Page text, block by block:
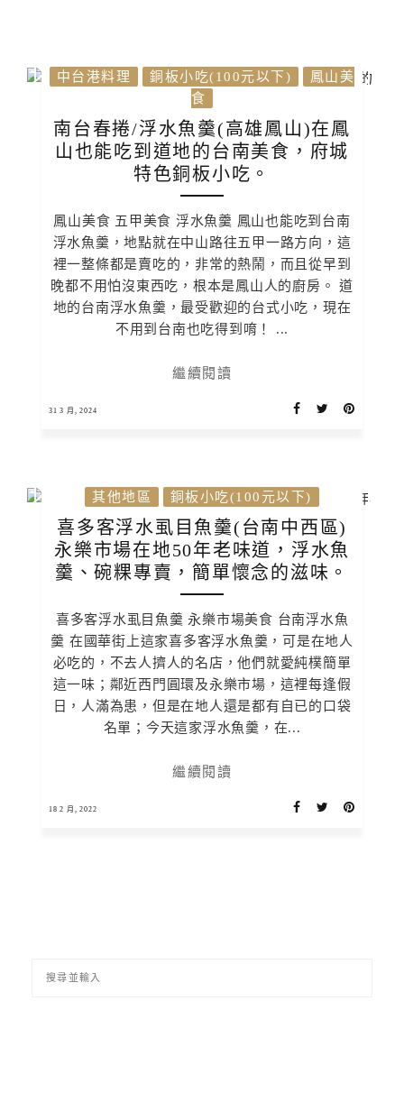
中台港料理 銅板小吃(100元以下)
鳳山美
食
南台春捲/浮水魚羹(高雄鳳山)在鳳
山也能吃到道地的台南美食，府城
特色銅板小吃。
鳳山美食 五甲美食 浮水魚羹 鳳山也能吃到台南
浮水魚羹，地點就在中山路往五甲一路方向，這
裡一整條都是賣吃的，非常的熱鬧，而且從早到
晚都不用怕沒東西吃，根本是鳳山人的廚房。 道
地的台南浮水魚羹，最受歡迎的台式小吃，現在
不用到台南也吃得到唷！ ...
繼續閱讀
31 3 月, 2024
其他地區 銅板小吃(100元以下)
喜多客浮水虱目魚羹(台南中西區)
永樂市場在地50年老味道，浮水魚
羹、碗粿專賣，簡單懷念的滋味。
喜多客浮水虱目魚羹 永樂市場美食 台南浮水魚
羹 在國華街上這家喜多客浮水魚羹，可是在地人
必吃的，不去人擠人的名店，他們就愛純樸簡單
這一味；鄰近西門圓環及永樂市場，這裡每逢假
日，人滿為患，但是在地人還是都有自已的口袋
名單；今天這家浮水魚羹，在...
繼續閱讀
18 2 月, 2022